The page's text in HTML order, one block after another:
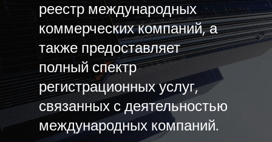
реестр международных
коммерческих компаний, а
также предоставляет
полный спектр
регистрационных услуг,
связанных с деятельностью
международных компаний.